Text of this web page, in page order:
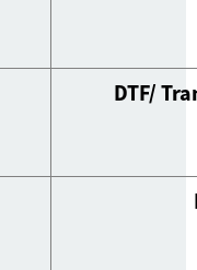
DTF/